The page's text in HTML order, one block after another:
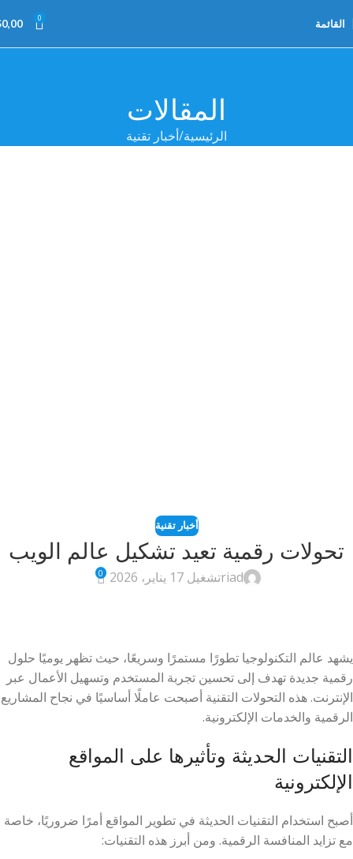
القائمة 0
0,00
المقالات
الرئيسية أخبار تقنية
أخبار تقنية
تحولات رقمية تعيد تشكيل عالم الويب
riadتشغيل 17 يناير، 2026 0
يشهد عالم التكنولوجيا تطورًا مستمرًا وسريعًا، حيث تظهر يوميًا حلول
رقمية جديدة تهدف إلى تحسين تجربة المستخدم وتسهيل الأعمال عبر
الإنترنت. هذه التحولات التقنية أصبحت عاملًا أساسيًا في نجاح المشاريع
الرقمية والخدمات الإلكترونية.
التقنيات الحديثة وتأثيرها على المواقع
الإلكترونية
أصبح استخدام التقنيات الحديثة في تطوير المواقع أمرًا ضروريًا، خاصة
مع تزايد المنافسة الرقمية. ومن أبرز هذه التقنيات: